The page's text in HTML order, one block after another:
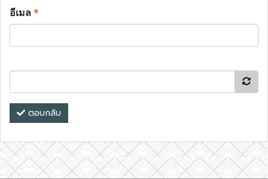
อีเมล*
ตอบกลับ